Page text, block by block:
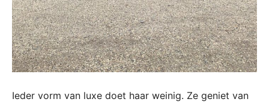
Ieder vorm van luxe doet haar weinig. Ze geniet van